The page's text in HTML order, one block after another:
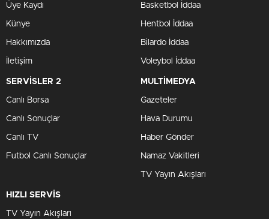
Üye Kaydı
Künye
Hakkımızda
İletişim
Basketbol İddaa
Hentbol İddaa
Bilardo İddaa
Voleybol İddaa
SERVİSLER 2
Canlı Borsa
Canlı Sonuçlar
Canlı TV
Futbol Canlı Sonuçlar
MULTİMEDYA
Gazeteler
Hava Durumu
Haber Gönder
Namaz Vakitleri
TV Yayın Akışları
HIZLI SERVİS
TV Yayın Akışları